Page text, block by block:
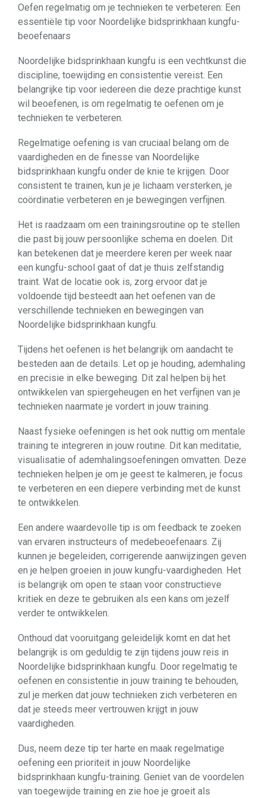
Oefen regelmatig om je technieken te verbeteren: Een
essentiële tip voor Noordelijke bidsprinkhaan kungfu-
beoefenaars
Noordelijke bidsprinkhaan kungfu is een vechtkunst die
discipline, toewijding en consistentie vereist. Een
belangrijke tip voor iedereen die deze prachtige kunst
wil beoefenen, is om regelmatig te oefenen om je
technieken te verbeteren.
Regelmatige oefening is van cruciaal belang om de
vaardigheden en de finesse van Noordelijke
bidsprinkhaan kungfu onder de knie te krijgen. Door
consistent te trainen, kun je je lichaam versterken, je
coördinatie verbeteren en je bewegingen verfijnen.
Het is raadzaam om een trainingsroutine op te stellen
die past bij jouw persoonlijke schema en doelen. Dit
kan betekenen dat je meerdere keren per week naar
een kungfu-school gaat of dat je thuis zelfstandig
traint. Wat de locatie ook is, zorg ervoor dat je
voldoende tijd besteedt aan het oefenen van de
verschillende technieken en bewegingen van
Noordelijke bidsprinkhaan kungfu.
Tijdens het oefenen is het belangrijk om aandacht te
besteden aan de details. Let op je houding, ademhaling
en precisie in elke beweging. Dit zal helpen bij het
ontwikkelen van spiergeheugen en het verfijnen van je
technieken naarmate je vordert in jouw training.
Naast fysieke oefeningen is het ook nuttig om mentale
training te integreren in jouw routine. Dit kan meditatie,
visualisatie of ademhalingsoefeningen omvatten. Deze
technieken helpen je om je geest te kalmeren, je focus
te verbeteren en een diepere verbinding met de kunst
te ontwikkelen.
Een andere waardevolle tip is om feedback te zoeken
van ervaren instructeurs of medebeoefenaars. Zij
kunnen je begeleiden, corrigerende aanwijzingen geven
en je helpen groeien in jouw kungfu-vaardigheden. Het
is belangrijk om open te staan voor constructieve
kritiek en deze te gebruiken als een kans om jezelf
verder te ontwikkelen.
Onthoud dat vooruitgang geleidelijk komt en dat het
belangrijk is om geduldig te zijn tijdens jouw reis in
Noordelijke bidsprinkhaan kungfu. Door regelmatig te
oefenen en consistentie in jouw training te behouden,
zul je merken dat jouw technieken zich verbeteren en
dat je steeds meer vertrouwen krijgt in jouw
vaardigheden.
Dus, neem deze tip ter harte en maak regelmatige
oefening een prioriteit in jouw Noordelijke
bidsprinkhaan kungfu-training. Geniet van de voordelen
van toegewijde training en zie hoe je groeit als